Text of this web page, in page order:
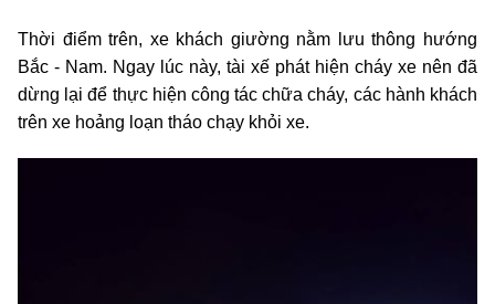
Thời điểm trên, xe khách giường nằm lưu thông hướng
Bắc - Nam. Ngay lúc này, tài xế phát hiện cháy xe nên đã
dừng lại để thực hiện công tác chữa cháy, các hành khách
trên xe hoảng loạn tháo chạy khỏi xe.